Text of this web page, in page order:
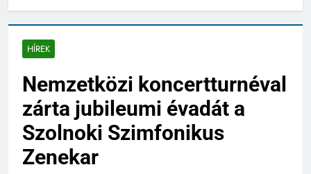
HÍREK
Nemzetközi koncertturnéval
zárta jubileumi évadát a
Szolnoki Szimfonikus
Zenekar